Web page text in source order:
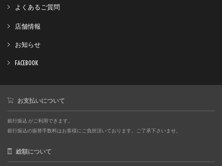
よくあるご質問
店舗情報
お知らせ
FACEBOOK
お支払いについて
銀行振込 がご利用できます。
銀行振込の振替手数料はお客様にご負担頂いております。ご了承下さいませ。
総額について